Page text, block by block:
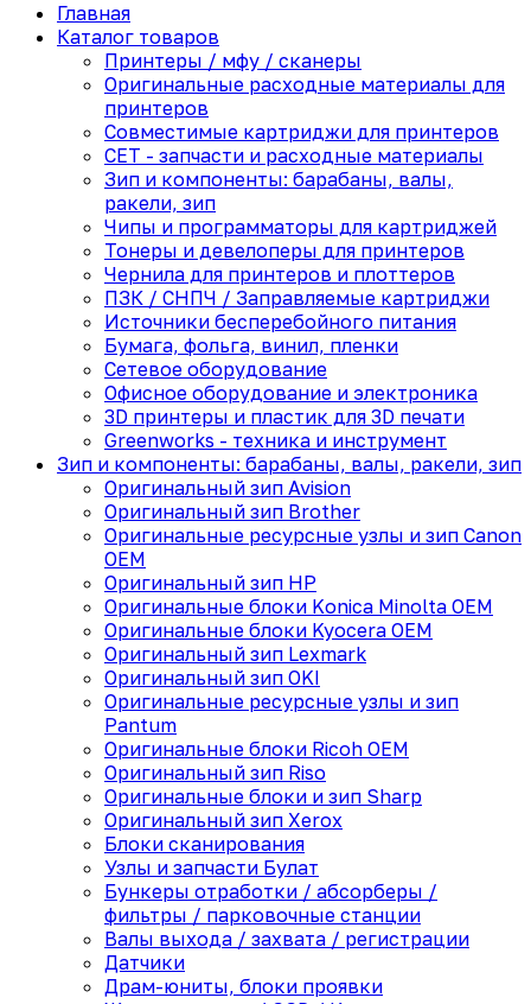
Главная
Каталог товаров
Принтеры / мфу / сканеры
Оригинальные расходные материалы для
принтеров
Совместимые картриджи для принтеров
CET - запчасти и расходные материалы
Зип и компоненты: барабаны, валы,
ракели, зип
Чипы и программаторы для картриджей
Тонеры и девелоперы для принтеров
Чернила для принтеров и плоттеров
ПЗК / СНПЧ / Заправляемые картриджи
Источники бесперебойного питания
Бумага, фольга, винил, пленки
Сетевое оборудование
Офисное оборудование и электроника
3D принтеры и пластик для 3D печати
Greenworks - техника и инструмент
Зип и компоненты: барабаны, валы, ракели, зип
Оригинальный зип Avision
Оригинальный зип Brother
Оригинальные ресурсные узлы и зип Canon
OEM
Оригинальный зип HP
Оригинальные блоки Konica Minolta OEM
Оригинальные блоки Kyocera OEM
Оригинальный зип Lexmark
Оригинальный зип OKI
Оригинальные ресурсные узлы и зип
Pantum
Оригинальные блоки Ricoh OEM
Оригинальный зип Riso
Оригинальные блоки и зип Sharp
Оригинальный зип Xerox
Блоки сканирования
Узлы и запчасти Булат
Бункеры отработки / абсорберы /
фильтры / парковочные станции
Валы выхода / захвата / регистрации
Датчики
Драм-юниты, блоки проявки